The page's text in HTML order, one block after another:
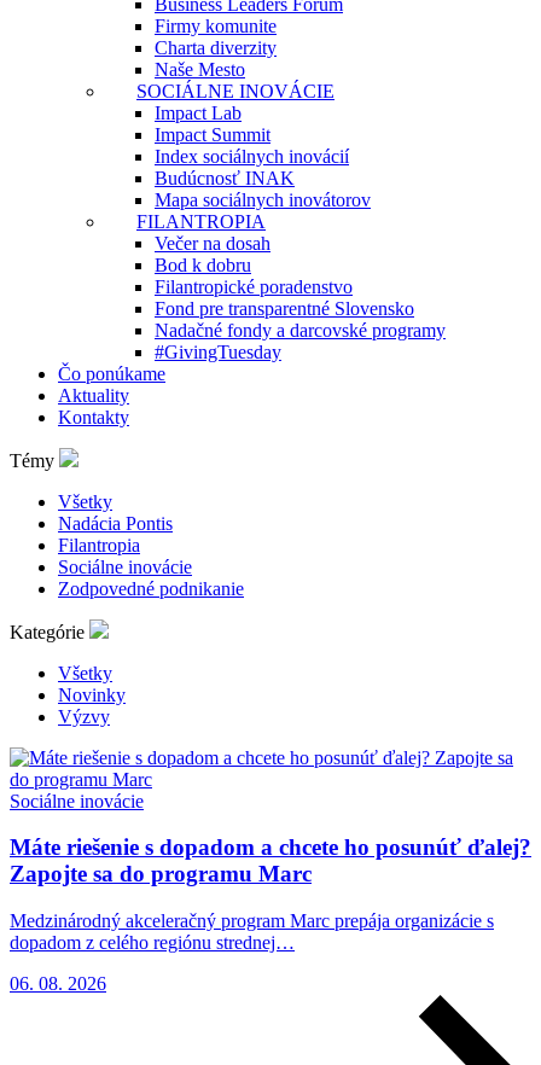
Firmy komunite
Charta diverzity
Naše Mesto
SOCIÁLNE INOVÁCIE
Impact Lab
Impact Summit
Index sociálnych inovácií
Budúcnosť INAK
Mapa sociálnych inovátorov
FILANTROPIA
Večer na dosah
Bod k dobru
Filantropické poradenstvo
Fond pre transparentné Slovensko
Nadačné fondy a darcovské programy
#GivingTuesday
Čo ponúkame
Aktuality
Kontakty
Témy
Všetky
Nadácia Pontis
Filantropia
Sociálne inovácie
Zodpovedné podnikanie
Kategórie
Všetky
Novinky
Výzvy
Sociálne inovácie
Máte riešenie s dopadom a chcete ho posunúť ďalej?
Zapojte sa do programu Marc
Medzinárodný akceleračný program Marc prepája organizácie s
dopadom z celého regiónu strednej…
06. 08. 2026